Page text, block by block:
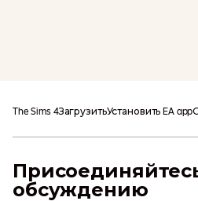
The Sims 4ЗагрузитьУстановить EA app
обсуждению